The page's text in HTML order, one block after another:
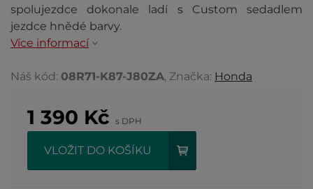
spolujezdce dokonale ladí s Custom sedadlem
jezdce hnědé barvy.
Více informací
Náš kód: 08R71-K87-J80ZA, Značka: Honda
1 390 Kč s DPH
VLOŽIT DO KOŠÍKU